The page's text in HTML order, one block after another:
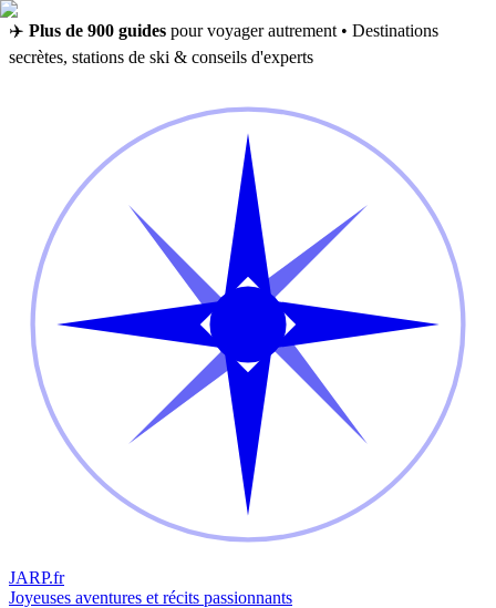
✈️ Plus de 900 guides pour voyager autrement • Destinations
secrètes, stations de ski & conseils d'experts
JARP.fr
Joyeuses aventures et récits passionnants